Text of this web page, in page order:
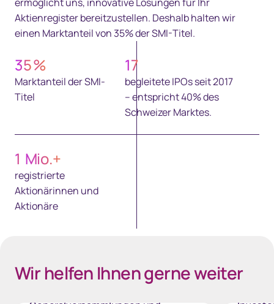
ermöglicht uns, innovative Lösungen für Ihr
Aktienregister bereitzustellen. Deshalb halten wir
einen Marktanteil von 35% der SMI-Titel.
35%
Marktanteil der SMI-
Titel
17
begleitete IPOs seit 2017
– entspricht 40% des
Schweizer Marktes.
1 Mio.+
registrierte
Aktionärinnen und
Aktionäre
Wir helfen Ihnen gerne weiter